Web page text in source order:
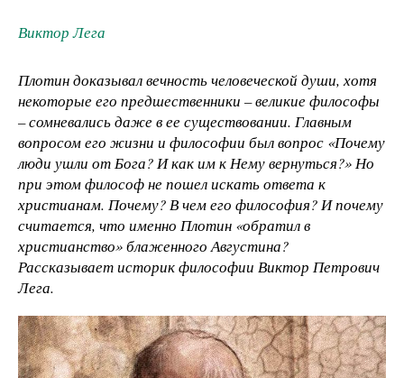
Виктор Лега
Плотин доказывал вечность человеческой души, хотя
некоторые его предшественники – великие философы
– сомневались даже в ее существовании. Главным
вопросом его жизни и философии был вопрос «Почему
люди ушли от Бога? И как им к Нему вернуться?» Но
при этом философ не пошел искать ответа к
христианам. Почему? В чем его философия? И почему
считается, что именно Плотин «обратил в
христианство» блаженного Августина?
Рассказывает историк философии Виктор Петрович
Лега.